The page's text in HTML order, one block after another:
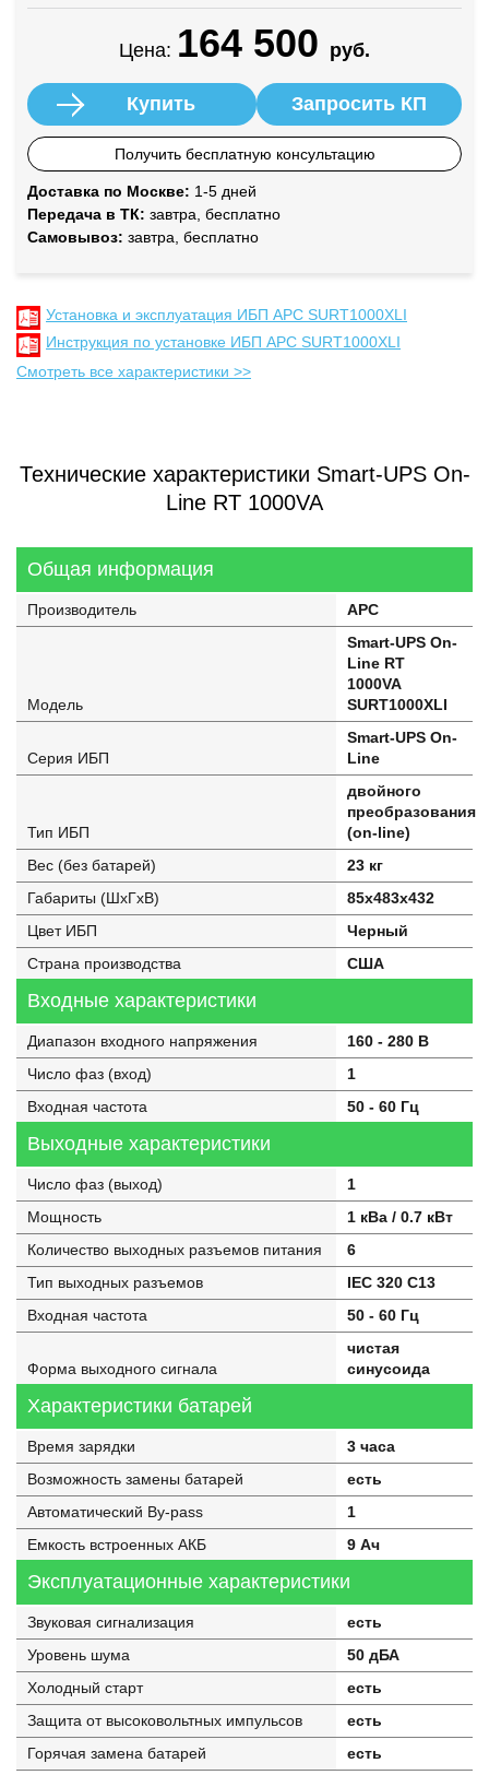
Цена: 164 500 руб.
Купить Запросить КП
Получить бесплатную консультацию
Доставка по Москве: 1-5 дней
Передача в ТК: завтра, бесплатно
Самовывоз: завтра, бесплатно
Установка и эксплуатация ИБП APC SURT1000XLI
Инструкция по установке ИБП APC SURT1000XLI
Смотреть все характеристики >>
Технические характеристики Smart-UPS On-
Line RT 1000VA
Общая информация
Производитель APC
Модель
Smart-UPS On-
Line RT
1000VA
SURT1000XLI
Серия ИБП
Smart-UPS On-
Line
Тип ИБП
двойного
преобразования
(on-line)
Вес (без батарей)
23 кг
Габариты (ШхГхВ)
85x483x432
Цвет ИБП
Черный
Страна производства
США
Входные характеристики
Диапазон входного напряжения
160 - 280 В
Число фаз (вход)
1
Входная частота
50 - 60 Гц
Выходные характеристики
Число фаз (выход)
1
Мощность
1 кВа / 0.7 кВт
Количество выходных разъемов питания
6
Тип выходных разъемов
IEC 320 C13
Входная частота
50 - 60 Гц
Форма выходного сигнала
чистая
синусоида
Характеристики батарей
Время зарядки
3 часа
Возможность замены батарей
есть
Автоматический By-pass
1
Емкость встроенных АКБ
9 Ач
Эксплуатационные характеристики
Звуковая сигнализация
есть
Уровень шума
50 дБА
Холодный старт
есть
Защита от высоковольтных импульсов
есть
Горячая замена батарей
есть